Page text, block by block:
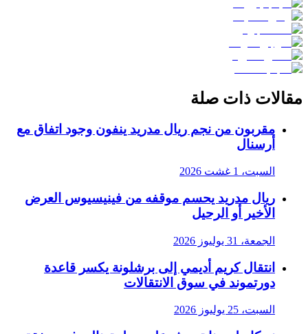
مقالات ذات صلة
مقربون من نجم ريال مدريد ينفون وجود اتفاق مع
أرسنال
السبت، 1 غشت 2026
ريال مدريد يحسم موقفه من فينيسيوس العرض
الأخير أو الرحيل
الجمعة، 31 يوليوز 2026
انتقال كريم أديمي إلى برشلونة يكسر قاعدة
دورتموند في سوق الانتقالات
السبت، 25 يوليوز 2026